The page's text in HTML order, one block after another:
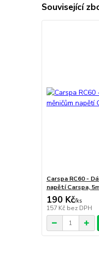
Související
Carspa RC60 -
napětí Carspa,
190 Kč/ks
157 Kč bez DPH